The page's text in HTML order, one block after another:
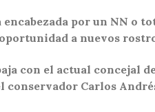
por un NN o
a nuevos
con el actual concejal
conservador Carlos